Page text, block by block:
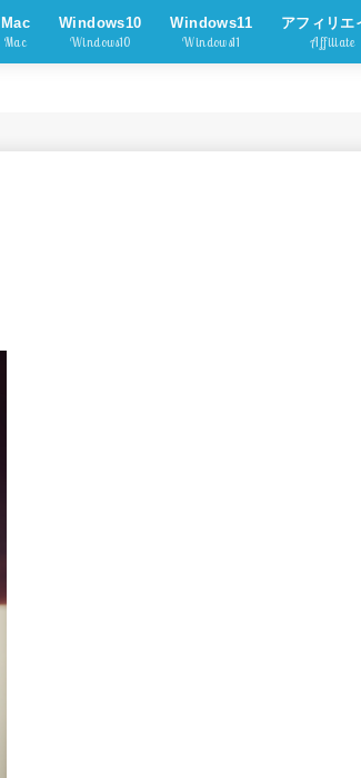
Mac
Mac
Windows10
Windows10
Windows11
Windows11
アフィリエ
Affiliate